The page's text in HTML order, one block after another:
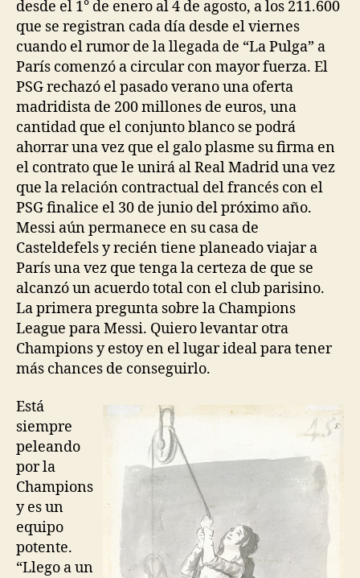
desde el 1° de enero al 4 de agosto, a los 211.600
que se registran cada día desde el viernes
cuando el rumor de la llegada de “La Pulga” a
París comenzó a circular con mayor fuerza. El
PSG rechazó el pasado verano una oferta
madridista de 200 millones de euros, una
cantidad que el conjunto blanco se podrá
ahorrar una vez que el galo plasme su firma en
el contrato que le unirá al Real Madrid una vez
que la relación contractual del francés con el
PSG finalice el 30 de junio del próximo año.
Messi aún permanece en su casa de
Casteldefels y recién tiene planeado viajar a
París una vez que tenga la certeza de que se
alcanzó un acuerdo total con el club parisino.
La primera pregunta sobre la Champions
League para Messi. Quiero levantar otra
Champions y estoy en el lugar ideal para tener
más chances de conseguirlo.
Está
siempre
peleando
por la
Champions
y es un
equipo
potente.
“Llego a un